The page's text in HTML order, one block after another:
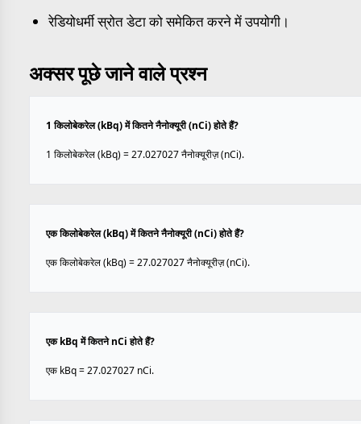
रेडियोधर्मी स्रोत डेटा को समेकित करने में उपयोगी।
अक्सर पूछे जाने वाले प्रश्न
1 किलोबेकरेल (kBq) में कितने नैनोक्यूरी (nCi) होते हैं?
1 किलोबेकरेल (kBq) = 27.027027 नैनोक्यूरीज़ (nCi).
एक किलोबेकरेल (kBq) में कितने नैनोक्यूरी (nCi) होते हैं?
एक किलोबेकरेल (kBq) = 27.027027 नैनोक्यूरीज़ (nCi).
एक kBq में कितने nCi होते हैं?
एक kBq = 27.027027 nCi.